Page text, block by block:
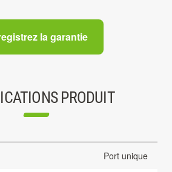
la garantie
PRODUIT
Port unique